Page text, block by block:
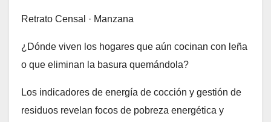
Retrato Censal · Manzana
¿Dónde viven los hogares que aún cocinan con leña
o que eliminan la basura quemándola?
Los indicadores de energía de cocción y gestión de
residuos revelan focos de pobreza energética y